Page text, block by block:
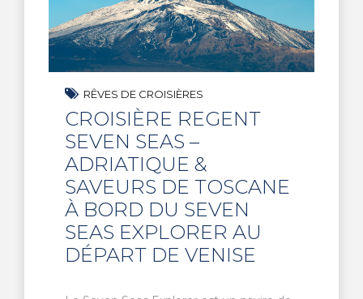
RÊVES DE CROISIÈRES
CROISIÈRE REGENT
SEVEN SEAS –
ADRIATIQUE &
SAVEURS DE TOSCANE
À BORD DU SEVEN
SEAS EXPLORER AU
DÉPART DE VENISE